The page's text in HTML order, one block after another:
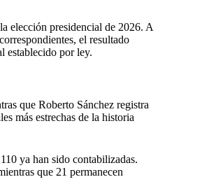
elección presidencial de 2026. A
el resultado
establecido por ley.
que Roberto Sánchez registra
más estrechas de la historia
ya han sido contabilizadas.
que 21 permanecen